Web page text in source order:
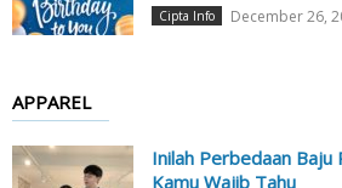
Cipta Info December 26,
APPAREL
Inilah Perbedaan Baju
Kamu Wajib Tahu